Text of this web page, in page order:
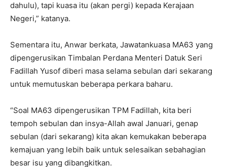
dahulu), tapi kuasa itu (akan pergi) kepada Kerajaan
Negeri,” katanya.
Sementara itu, Anwar berkata, Jawatankuasa MA63 yang
dipengerusikan Timbalan Perdana Menteri Datuk Seri
Fadillah Yusof diberi masa selama sebulan dari sekarang
untuk memutuskan beberapa perkara baharu.
“Soal MA63 dipengerusikan TPM Fadillah, kita beri
tempoh sebulan dan insya-Allah awal Januari, genap
sebulan (dari sekarang) kita akan kemukakan beberapa
kemajuan yang lebih baik untuk selesaikan sebahagian
besar isu yang dibangkitkan.